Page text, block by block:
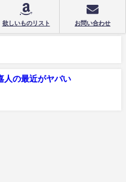
欲しいものリスト お問い合わせ
人の最近がヤバい